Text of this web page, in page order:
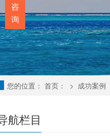
您的位置： 首页： > 成功案例
航栏目
咨
询